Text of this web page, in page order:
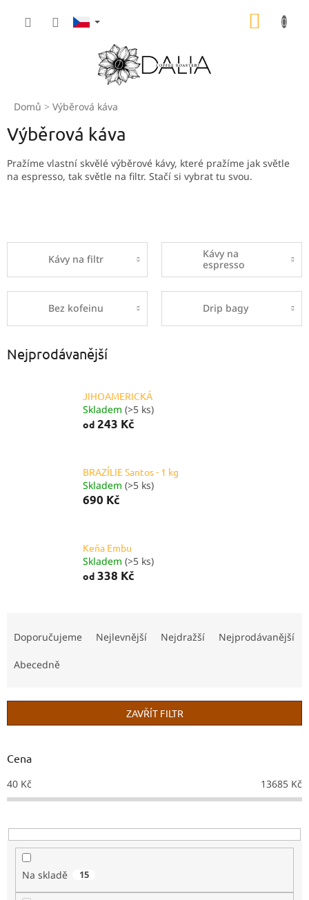
Domů Výběrová káva
Výběrová káva
Pražíme vlastní skvělé výběrové kávy, které pražíme jak světle
na espresso, tak světle na filtr. Stačí si vybrat tu svou.
Kávy na filtr
Kávy na
espresso
Bez kofeinu Drip bagy
Nejprodávanější
JIHOAMERICKÁ
Skladem (>5 ks)
od 243 Kč
BRAZÍLIE Santos - 1 kg
Skladem (>5 ks)
690 Kč
Keňa Embu
Skladem (>5 ks)
od 338 Kč
r
d
k
t
Doporučujeme Nejlevnější Nejdražší Nejprodávanější
Abecedně
ZAVŘÍT FILTR
Cena
40 Kč 13685 Kč
Na skladě 15